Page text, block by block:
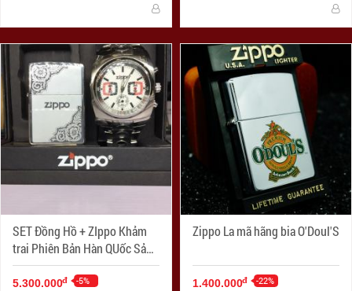
SET Đồng Hồ + ZIppo Khảm
trai Phiên Bản Hàn QUốc Sản
Xuất Năm 2006
5.300.000đ -5%
Zippo La mã hãng bia O'Doul'S
1.400.000đ -22%